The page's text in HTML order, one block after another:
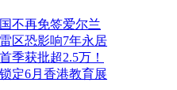
不再免签爱尔兰
区恐影响7年永居
季获批超2.5万！
定6月香港教育展